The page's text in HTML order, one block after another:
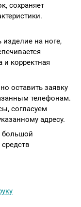
сохраняет
на ноге,
и корректная
оставить заявку
телефонам.
согласуем
адресу.
большой